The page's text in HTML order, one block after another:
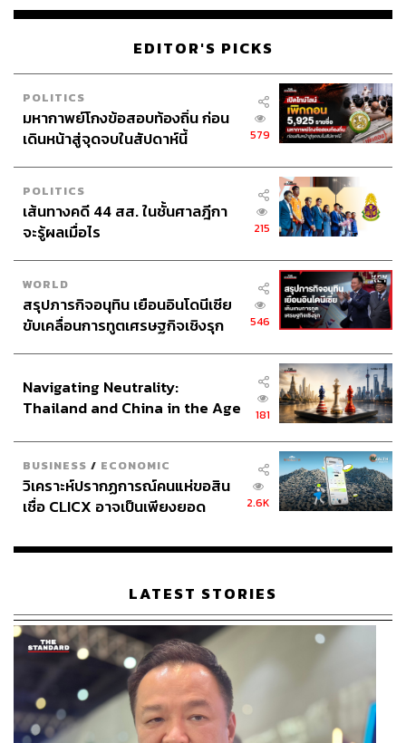
EDITOR'S PICKS
POLITICS
มหากาพย์โกงข้อสอบท้องถิ่น ก่อน
เดินหน้าสู่จุดจบในสัปดาห์นี้
579
POLITICS
เส้นทางคดี 44 สส. ในชั้นศาลฎีกา
จะรู้ผลเมื่อไร
215
WORLD
สรุปภารกิจอนุทิน เยือนอินโดนีเซีย
ขับเคลื่อนการทูตเศรษฐกิจเชิงรุก
546
Navigating Neutrality:
Thailand and China in the Age
181
BUSINESS / ECONOMIC
วิเคราะห์ปรากฏการณ์คนแห่ขอสิน
เชื่อ CLICX อาจเป็นเพียงยอด
เรือนไทยที่ถูกซุกไว้
2.6K
LATEST STORIES